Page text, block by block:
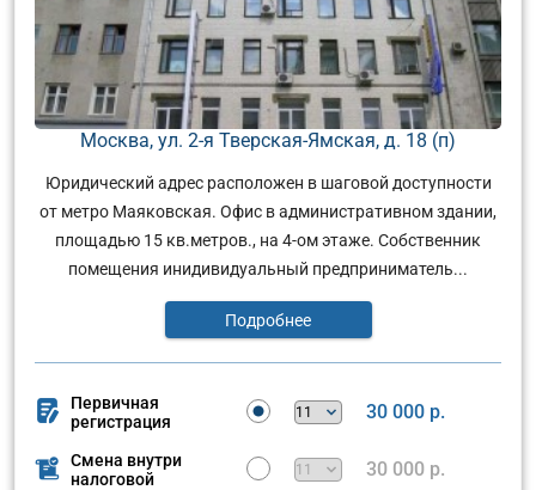
Москва, ул. 2-я Тверская-Ямская, д. 18 (п)
Юридический адрес расположен в шаговой доступности
от метро Маяковская. Офис в административном здании,
площадью 15 кв.метров., на 4-ом этаже. Собственник
помещения инидивидуальный предприниматель...
Подробнее
Первичная
регистрация
30 000 р.
Смена внутри
налоговой
30 000 р.